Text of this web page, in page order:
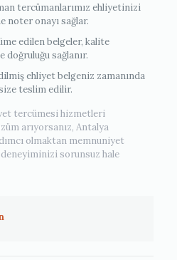
tercümanlarımız ehliyetinizi
noter onayı sağlar.
edilen belgeler, kalite
sağlanır.
ehliyet belgeniz zamanında
teslim edilir.
tercümesi hizmetleri
arıyorsanız, Antalya
olmaktan memnuniyet
deneyiminizi sorunsuz hale